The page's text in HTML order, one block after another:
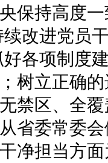
保持高度
改进党员
各项制度
树立正确
禁区、全
省委常委
净担当方